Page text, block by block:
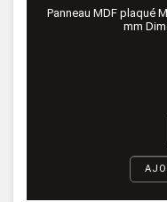
Panneau MDF plaqué
mm